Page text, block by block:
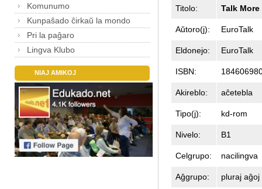
Komunumo
Kunpaŝado ĉirkaŭ la mondo
Pri la paĝaro
Lingva Klubo
NIAJ AMIKOJ
Titolo: Talk
Aŭtoro(j): EuroTalk
Eldonejo: EuroTalk
ISBN:
Akireblo: aĉetebla
Tipo(j): kd-rom
Nivelo: B1
Celgrupo: nacilingva
Aĝgrupo: pluraj aĝoj